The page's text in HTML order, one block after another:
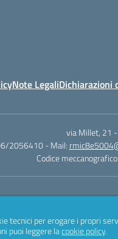
Note LegaliDichiarazioni
via Millet, 21
2056410 - Mail:
Codice
tecnici per erogare i propri
puoi leggere lacookie policy.